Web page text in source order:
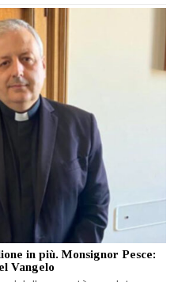
in più. Monsignor Pesce:
Vangelo